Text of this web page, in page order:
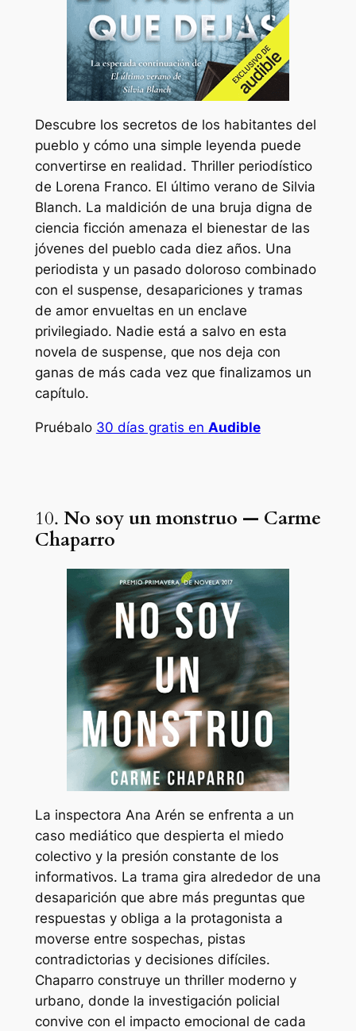
Descubre los secretos de los habitantes del
pueblo y cómo una simple leyenda puede
convertirse en realidad. Thriller periodístico
de Lorena Franco. El último verano de Silvia
Blanch. La maldición de una bruja digna de
ciencia ficción amenaza el bienestar de las
jóvenes del pueblo cada diez años. Una
periodista y un pasado doloroso combinado
con el suspense, desapariciones y tramas
de amor envueltas en un enclave
privilegiado. Nadie está a salvo en esta
novela de suspense, que nos deja con
ganas de más cada vez que finalizamos un
capítulo.
Pruébalo 30 días gratis en Audible
10. No soy un monstruo — Carme
Chaparro
La inspectora Ana Arén se enfrenta a un
caso mediático que despierta el miedo
colectivo y la presión constante de los
informativos. La trama gira alrededor de una
desaparición que abre más preguntas que
respuestas y obliga a la protagonista a
moverse entre sospechas, pistas
contradictorias y decisiones difíciles.
Chaparro construye un thriller moderno y
urbano, donde la investigación policial
convive con el impacto emocional de cada